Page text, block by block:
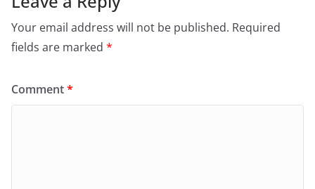
Your email address will not be published. Required
fields are marked *
Comment*